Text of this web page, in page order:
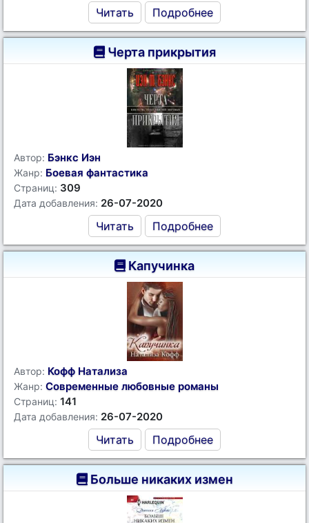
Читать Подробнее
Черта прикрытия
Автор: Бэнкс Иэн
Жанр: Боевая фантастика
Страниц: 309
Дата добавления: 26-07-2020
Читать Подробнее
Капучинка
Автор: Кофф Натализа
Жанр: Современные любовные романы
Страниц: 141
Дата добавления: 26-07-2020
Читать Подробнее
Больше никаких измен